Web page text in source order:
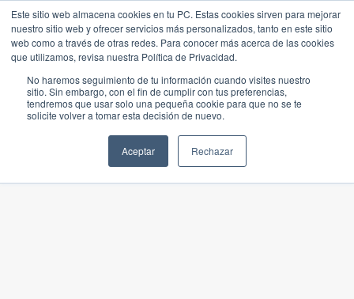
Este sitio web almacena cookies en tu PC. Estas cookies sirven para mejorar
nuestro sitio web y ofrecer servicios más personalizados, tanto en este sitio
web como a través de otras redes. Para conocer más acerca de las cookies
que utilizamos, revisa nuestra Política de Privacidad.
No haremos seguimiento de tu información cuando visites nuestro
sitio. Sin embargo, con el fin de cumplir con tus preferencias,
tendremos que usar solo una pequeña cookie para que no se te
solicite volver a tomar esta decisión de nuevo.
Aceptar Rechazar